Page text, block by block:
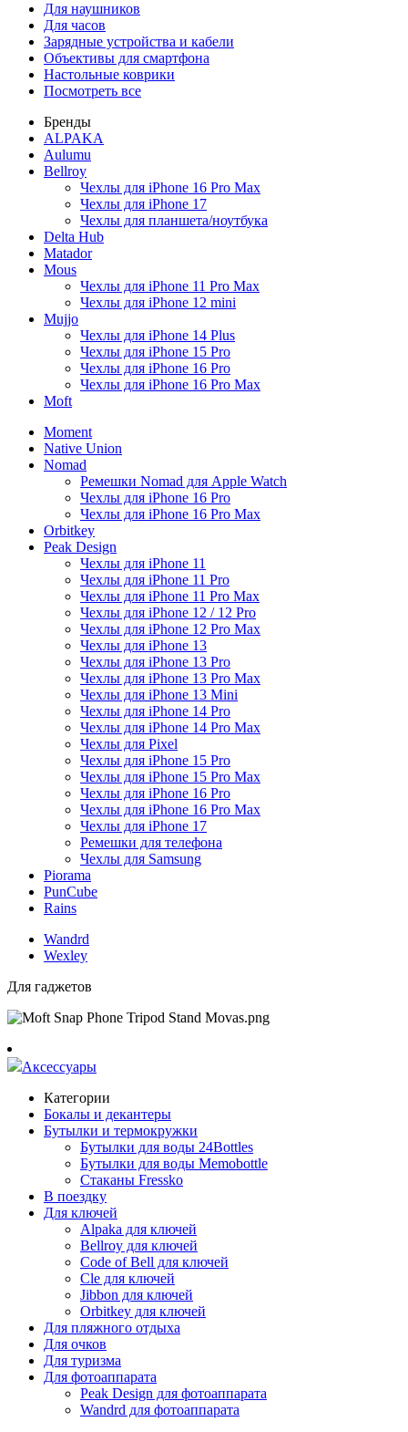
Для наушников
Для часов
Зарядные устройства и кабели
Объективы для смартфона
Настольные коврики
Посмотреть все
Бренды
ALPAKA
Aulumu
Bellroy
Чехлы для iPhone 16 Pro Max
Чехлы для iPhone 17
Чехлы для планшета/ноутбука
Delta Hub
Matador
Mous
Чехлы для iPhone 11 Pro Max
Чехлы для iPhone 12 mini
Mujjo
Чехлы для iPhone 14 Plus
Чехлы для iPhone 15 Pro
Чехлы для iPhone 16 Pro
Чехлы для iPhone 16 Pro Max
Moft
Moment
Native Union
Nomad
Ремешки Nomad для Apple Watch
Чехлы для iPhone 16 Pro
Чехлы для iPhone 16 Pro Max
Orbitkey
Peak Design
Чехлы для iPhone 11
Чехлы для iPhone 11 Pro
Чехлы для iPhone 11 Pro Max
Чехлы для iPhone 12 / 12 Pro
Чехлы для iPhone 12 Pro Max
Чехлы для iPhone 13
Чехлы для iPhone 13 Pro
Чехлы для iPhone 13 Pro Max
Чехлы для iPhone 13 Mini
Чехлы для iPhone 14 Pro
Чехлы для iPhone 14 Pro Max
Чехлы для Pixel
Чехлы для iPhone 15 Pro
Чехлы для iPhone 15 Pro Max
Чехлы для iPhone 16 Pro
Чехлы для iPhone 16 Pro Max
Чехлы для iPhone 17
Ремешки для телефона
Чехлы для Samsung
Piorama
PunCube
Rains
Wandrd
Wexley
Для гаджетов
Аксессуары
Категории
Бокалы и декантеры
Бутылки и термокружки
Бутылки для воды 24Bottles
Бутылки для воды Memobottle
Стаканы Fressko
В поездку
Для ключей
Alpaka для ключей
Bellroy для ключей
Code of Bell для ключей
Cle для ключей
Jibbon для ключей
Orbitkey для ключей
Для пляжного отдыха
Для очков
Для туризма
Для фотоаппарата
Peak Design для фотоаппарата
Wandrd для фотоаппарата